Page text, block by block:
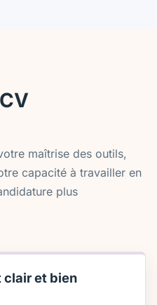
maîtrise des outils,
capacité à travailler en
plus
clair et bien